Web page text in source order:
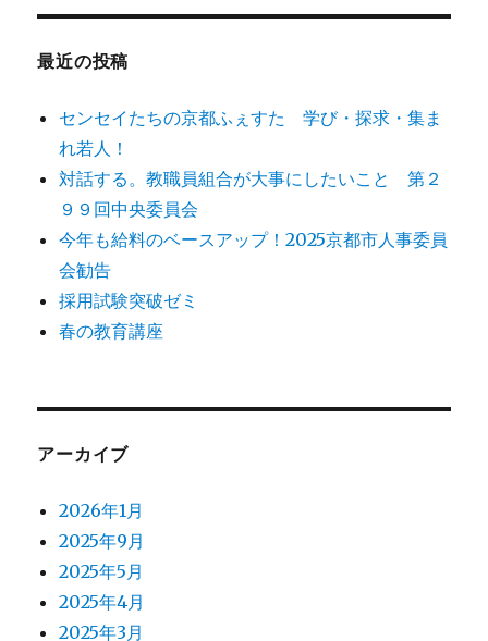
象:
最近の投稿
センセイたちの京都ふぇすた 学び・探求・集ま
れ若人！
対話する。教職員組合が大事にしたいこと 第２
９９回中央委員会
今年も給料のベースアップ！2025京都市人事委員
会勧告
採用試験突破ゼミ
春の教育講座
アーカイブ
2026年1月
2025年9月
2025年5月
2025年4月
2025年3月